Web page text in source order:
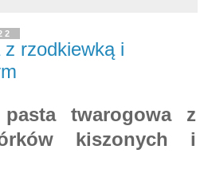
rzodkiewką i
twarogowa z
kiszonych i